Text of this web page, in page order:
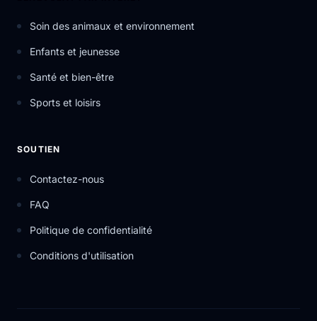
Soin des animaux et environnement
Enfants et jeunesse
Santé et bien-être
Sports et loisirs
SOUTIEN
Contactez-nous
FAQ
Politique de confidentialité
Conditions d'utilisation